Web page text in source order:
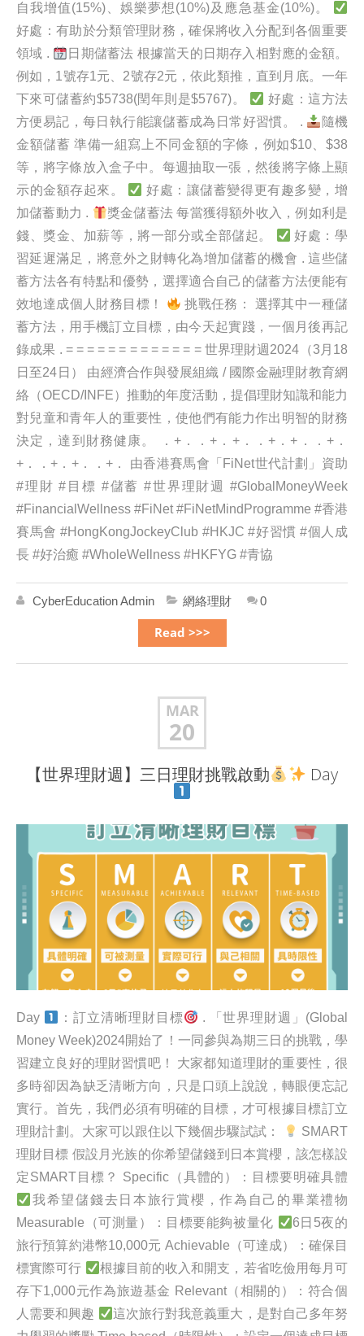
自我增值(15%)、娛樂夢想(10%)及應急基金(10%)。
好處：有助於分類管理財務，確保將收入分配到各個重要
領域 .
日期儲蓄法 根據當天的日期存入相對應的金額。
例如，1號存1元、2號存2元，依此類推，直到月底。一年
下來可儲蓄約$5738(閏年則是$5767)。
好處：這方法
方便易記，每日執行能讓儲蓄成為日常好習慣。 .
隨機
金額儲蓄 準備一組寫上不同金額的字條，例如$10、$38
等，將字條放入盒子中。每週抽取一張，然後將字條上顯
示的金額存起來。
好處：讓儲蓄變得更有趣多變，增
加儲蓄動力 .
獎金儲蓄法 每當獲得額外收入，例如利是
錢、獎金、加薪等，將一部分或全部儲起。
好處：學
習延遲滿足，將意外之財轉化為增加儲蓄的機會 . 這些儲
蓄方法各有特點和優勢，選擇適合自己的儲蓄方法便能有
效地達成個人財務目標！
挑戰任務： 選擇其中一種儲
蓄方法，用手機訂立目標，由今天起實踐，一個月後再記
錄成果 . = = = = = = = = = = = = = 世界理財週2024（3月18
日至24日） 由經濟合作與發展組織 / 國際金融理財教育網
絡（OECD/INFE）推動的年度活動，提倡理財知識和能力
對兒童和青年人的重要性，使他們有能力作出明智的財務
決定，達到財務健康。 ．+．．+．+．．+．+．．+．
+．．+．+．．+． 由香港賽馬會「FiNet世代計劃」資助
#理財 #目標 #儲蓄 #世界理財週 #GlobalMoneyWeek
#FinancialWellness #FiNet #FiNetMindProgramme #香港
賽馬會 #HongKongJockeyClub #HKJC #好習慣 #個人成
長 #好治癒 #WholeWellness #HKFYG #青協
CyberEducation Admin 網絡理財 0
Read >>>
MAR
20
【世界理財週】三日理財挑戰啟動 Day
Day ：訂立清晰理財目標
. 「世界理財週」(Global
Money Week)2024開始了！一同參與為期三日的挑戰，學
習建立良好的理財習慣吧！ 大家都知道理財的重要性，很
多時卻因為缺乏清晰方向，只是口頭上說說，轉眼便忘記
實行。首先，我們必須有明確的目標，才可根據目標訂立
理財計劃。大家可以跟住以下幾個步驟試試：
SMART
理財目標 假設月光族的你希望儲錢到日本賞櫻，該怎樣設
定SMART目標？ Specific（具體的）：目標要明確具體
我希望儲錢去日本旅行賞櫻，作為自己的畢業禮物
Measurable（可測量）：目標要能夠被量化
6日5夜的
旅行預算約港幣10,000元 Achievable（可達成）：確保目
標實際可行
根據目前的收入和開支，若省吃儉用每月可
存下1,000元作為旅遊基金 Relevant（相關的）：符合個
人需要和興趣
這次旅行對我意義重大，是對自己多年努